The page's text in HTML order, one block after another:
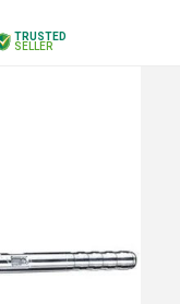
TRUSTED
SELLER